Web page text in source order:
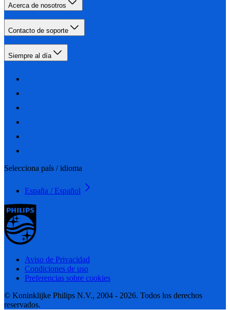
Acerca de nosotros
Contacto de soporte
Siempre al día
Selecciona país / idioma
España / Español
Aviso de Privacidad
Condiciones de uso
Preferencias sobre cookies
© Koninklijke Philips N.V., 2004 - 2026. Todos los derechos
reservados.